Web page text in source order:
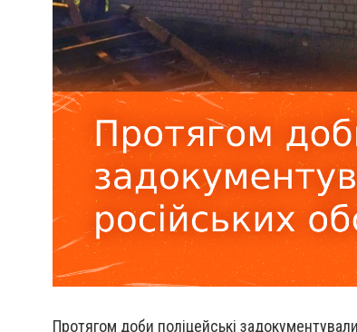
Протягом доби поліцейські задокументували